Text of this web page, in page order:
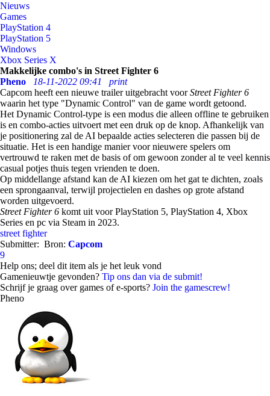
Nieuws
Games
PlayStation 4
PlayStation 5
Windows
Xbox Series X
Makkelijke combo's in Street Fighter 6
Pheno
18-11-2022 09:41
print
Capcom heeft een nieuwe trailer uitgebracht voorStreet Fighter 6
waarin het type "Dynamic Control" van de game wordt getoond.
Het Dynamic Control-type is een modus die alleen offline te gebruiken
is en combo-acties uitvoert met een druk op de knop. Afhankelijk van
je positionering zal de AI bepaalde acties selecteren die passen bij de
situatie. Het is een handige manier voor nieuwere spelers om
vertrouwd te raken met de basis of om gewoon zonder al te veel kennis
casual potjes thuis tegen vrienden te doen.
Op middellange afstand kan de AI kiezen om het gat te dichten, zoals
een sprongaanval, terwijl projectielen en dashes op grote afstand
worden uitgevoerd.
Street Fighter 6 komt uit voor PlayStation 5, PlayStation 4, Xbox
Series en pc via Steam in 2023.
street fighter
Submitter: Bron: Capcom
9
Help ons; deel dit item als je het leuk vond
Gamenieuwtje gevonden? Tip ons dan via de submit!
Schrijf je graag over games of e-sports? Join the gamescrew!
Pheno